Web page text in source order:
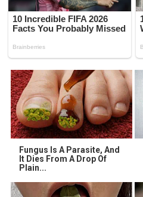
Fungus Is A Parasite, And
It Dies From A Drop Of
Plain...